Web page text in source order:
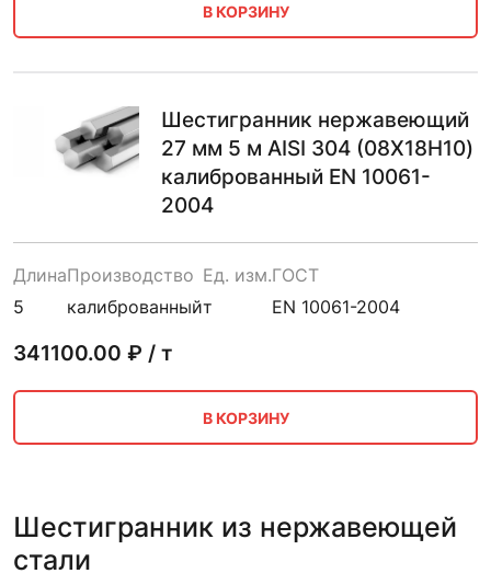
В КОРЗИНУ
Шестигранник нержавеющий
27 мм 5 м AISI 304 (08Х18Н10)
калиброванный EN 10061-
2004
Длина
5
Производство
калиброванный
Ед. изм.
т
ГОСТ
EN 10061-2004
341100.00 ₽ / т
В КОРЗИНУ
Шестигранник из нержавеющей
стали